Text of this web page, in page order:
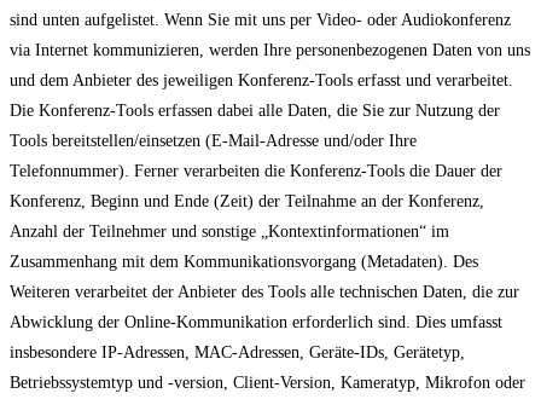
sind unten aufgelistet. Wenn Sie mit uns per Video- oder Audiokonferenz
via Internet kommunizieren, werden Ihre personenbezogenen Daten von uns
und dem Anbieter des jeweiligen Konferenz-Tools erfasst und verarbeitet.
Die Konferenz-Tools erfassen dabei alle Daten, die Sie zur Nutzung der
Tools bereitstellen/einsetzen (E-Mail-Adresse und/oder Ihre
Telefonnummer). Ferner verarbeiten die Konferenz-Tools die Dauer der
Konferenz, Beginn und Ende (Zeit) der Teilnahme an der Konferenz,
Anzahl der Teilnehmer und sonstige „Kontextinformationen“ im
Zusammenhang mit dem Kommunikationsvorgang (Metadaten). Des
Weiteren verarbeitet der Anbieter des Tools alle technischen Daten, die zur
Abwicklung der Online-Kommunikation erforderlich sind. Dies umfasst
insbesondere IP-Adressen, MAC-Adressen, Geräte-IDs, Gerätetyp,
Betriebssystemtyp und -version, Client-Version, Kameratyp, Mikrofon oder